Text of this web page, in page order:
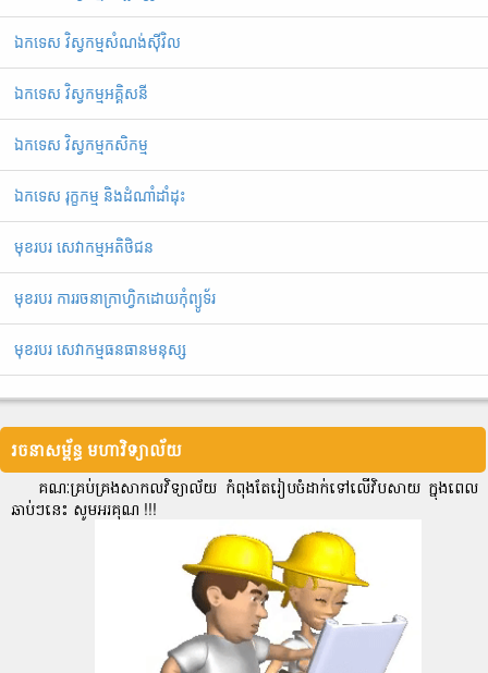
ឯកទេស វិស្វកម្មសំណង់ស៊ីវិល
ឯកទេស វិស្វកម្មអគ្គិសនី
ឯ​ក​ទេស​ ​វិស្វកម្មកសិកម្ម
ឯកទេស រុក្ខកម្ម និងដំណាំដាំដុះ
មុខរបរ សេវាកម្មអតិថិជន
មុខរបរ ការរចនាក្រាហ្វិកដោយកុំព្យូទ័រ
មុខរបរ សេវាកម្មធនធានមនុស្ស
រចនាសម្ព័ន្ធ មហាវិទ្យាល័យ
គណៈគ្រប់គ្រងសាកលវិទ្យាល័យ កំពុងតែរៀបចំដាក់ទៅលើវិបសាយ ក្នុងពេល
ឆាប់ៗនេះ សូមអរគុណ !!!